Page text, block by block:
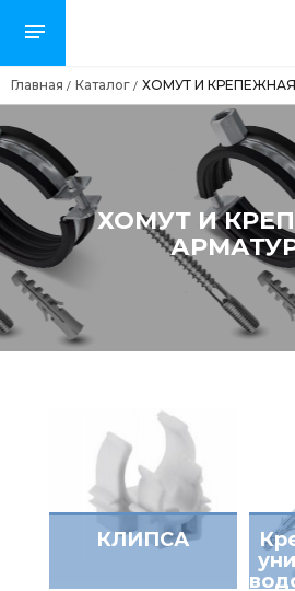
Главная / Каталог / ХОМУТ И
ХОМУТ И
КЛИПСА